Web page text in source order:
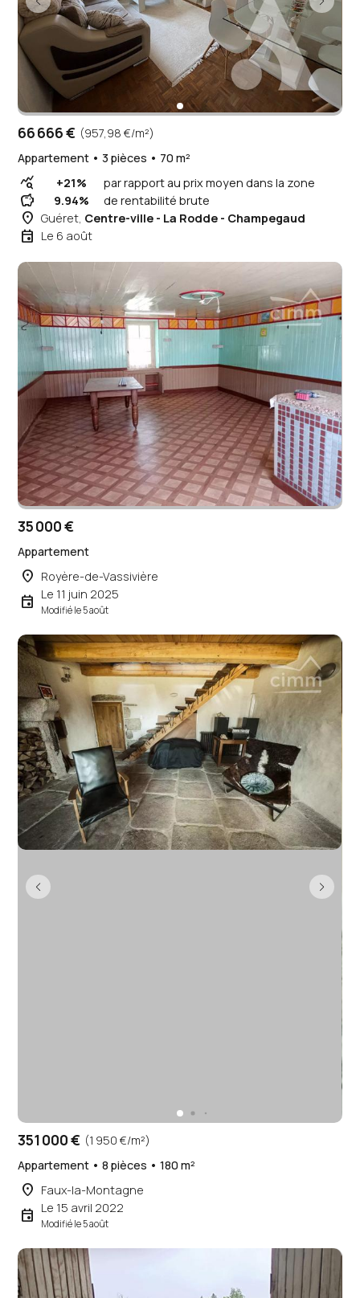
66 666 € (957,98 €/m²)
Appartement • 3 pièces • 70 m²
query_stats +21% par rapport au prix moyen dans la zone
savings 9.94% de rentabilité brute
place Guéret, Centre-ville - La Rodde - Champegaud
event Le 6 août
35 000 €
Appartement
place Royère-de-Vassivière
event Le 11 juin 2025
Modifié le 5 août
351 000 € (1 950 €/m²)
Appartement • 8 pièces • 180 m²
place Faux-la-Montagne
event Le 15 avril 2022
Modifié le 5 août